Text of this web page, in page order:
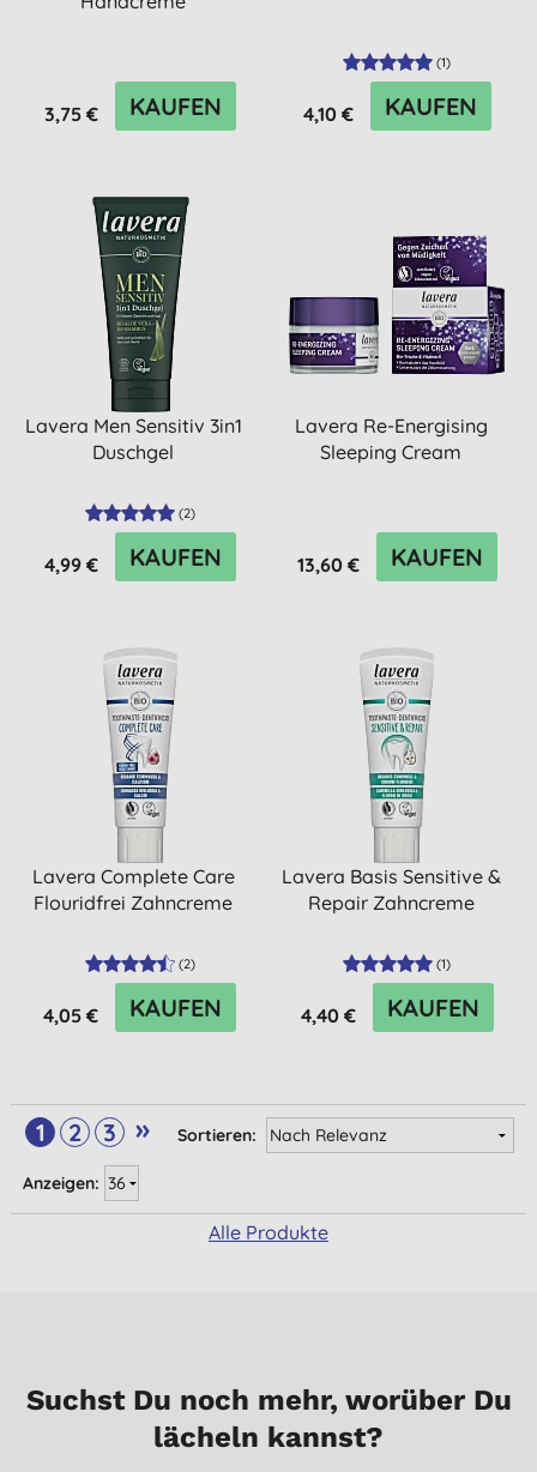
3,75 € KAUFEN
(1)
4,10 € KAUFEN
Lavera Men Sensitiv 3in1
Duschgel
(2)
4,99 € KAUFEN
Lavera Re-Energising
Sleeping Cream
13,60 € KAUFEN
Lavera Complete Care
Flouridfrei Zahncreme
(2)
4,05 € KAUFEN
Lavera Basis Sensitive &
Repair Zahncreme
(1)
4,40 € KAUFEN
1 2 3 » Sortieren:
Anzeigen:
Alle Produkte
Suchst Du noch mehr, worüber Du
lächeln kannst?